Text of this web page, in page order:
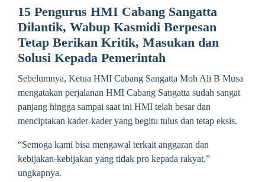
15 Pengurus HMI Cabang Sangatta
Dilantik, Wabup Kasmidi Berpesan
Tetap Berikan Kritik, Masukan dan
Solusi Kepada Pemerintah
Sebelumnya, Ketua HMI Cabang Sangatta Moh Ali B Musa
mengatakan perjalanan HMI Cabang Sangatta sudah sangat
panjang hingga sampai saat ini HMI telah besar dan
menciptakan kader-kader yang begitu tulus dan tetap eksis.
“Semoga kami bisa mengawal terkait anggaran dan
kebijakan-kebijakan yang tidak pro kepada rakyat,”
ungkapnya.